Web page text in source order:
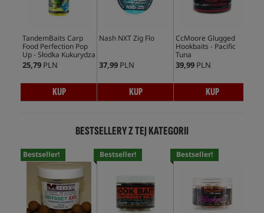
TandemBaits Carp
Food Perfection Pop
Up - Słodka Kukurydza
25,79 PLN
KUP
Nash NXT Zig Flo
37,99 PLN
KUP
CcMoore Glugged
Hookbaits - Pacific
Tuna
39,99 PLN
KUP
BESTSELLERY Z TEJ KATEGORII
Bestseller! Bestseller! Bestseller!